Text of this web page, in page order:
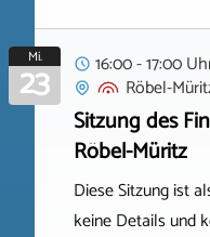
Mi.
23
16:00 - 17:00
Röbel-
Sitzung des
Röbel-Müritz
Diese Sitzung ist
keine Details und